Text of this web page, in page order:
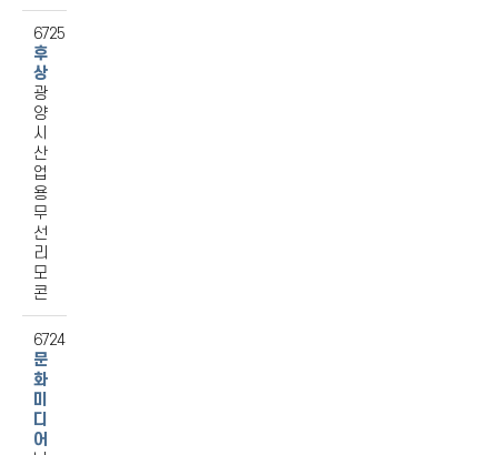
6725
후
상
광
양
시
산
업
용
무
선
리
모
콘
6724
문
화
미
디
어